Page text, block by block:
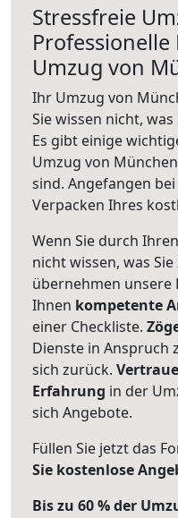
Stressfreie
Umzug von
Ihr Umzug von
Sie wissen nicht,
Es gibt einige
Umzug von
sind. Angefangen
Verpacken Ihres
Wenn Sie durch
nicht wissen, was
übernehmen unsere
Ihnen kompetente
einer Checkliste.
Dienste in Anspruch
sich zurück.
Erfahrung in der
sich Angebote.
Füllen Sie jetzt das
Sie kostenlose
Bis zu 60 % der